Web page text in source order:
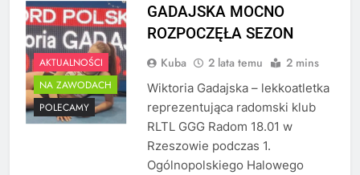
AKTUALNOŚCI
NA ZAWODACH
POLECAMY
GADAJSKA MOCNO
ROZPOCZĘŁA SEZON
Kuba 2 lata temu 2 mins
Wiktoria Gadajska – lekkoatletka
reprezentująca radomski klub
RLTL GGG Radom 18.01 w
Rzeszowie podczas 1.
Ogólnopolskiego Halowego